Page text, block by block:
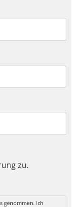
zu.
genommen. Ich